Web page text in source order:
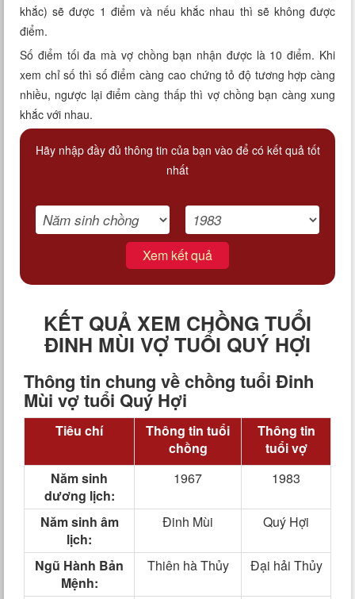
khắc) sẽ được 1 điểm và nếu khắc nhau thì sẽ không được
điểm.
Số điểm tối đa mà vợ chồng bạn nhận được là 10 điểm. Khi
xem chỉ số thì số điểm càng cao chứng tỏ độ tương hợp càng
nhiều, ngược lại điểm càng thấp thì vợ chồng bạn càng xung
khắc với nhau.
Hãy nhập đầy đủ thông tin của bạn vào để có kết quả tốt
nhất
Xem kết quả
KẾT QUẢ XEM CHỒNG TUỔI
ĐINH MÙI VỢ TUỔI QUÝ HỢI
Thông tin chung về chồng tuổi Đinh
Mùi vợ tuổi Quý Hợi
Tiêu chí
Thông tin tuổi
chồng
Thông tin
tuổi vợ
Năm sinh
dương lịch:
1967 1983
Năm sinh âm
lịch:
Đinh Mùi Quý Hợi
Ngũ Hành Bản
Mệnh:
Thiên hà Thủy Đại hải Thủy